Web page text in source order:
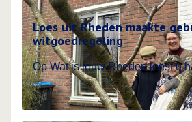
Loes uit Rheden maakte
witgoedregeling
Op Wat is jouw Rheden leest u